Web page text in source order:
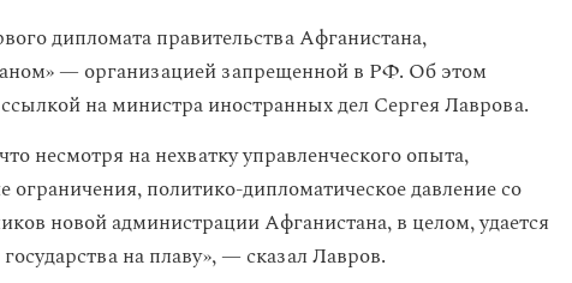
дипломата правительства Афганистана,
— организацией запрещенной в РФ. Об этом
на министра иностранных дел Сергея Лаврова.
несмотря на нехватку управленческого опыта,
ограничения, политико-дипломатическое давление со
новой администрации Афганистана, в целом, удается
на плаву», — сказал Лавров.